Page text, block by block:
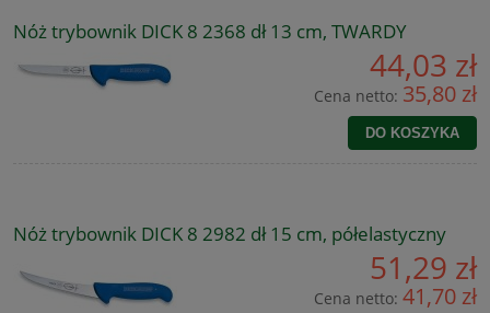
Nóż trybownik DICK 8 2368 dł 13 cm, TWARDY
44,03 zł
Cena netto: 35,80 zł
DO KOSZYKA
Nóż trybownik DICK 8 2982 dł 15 cm, półelastyczny
51,29 zł
Cena netto: 41,70 zł